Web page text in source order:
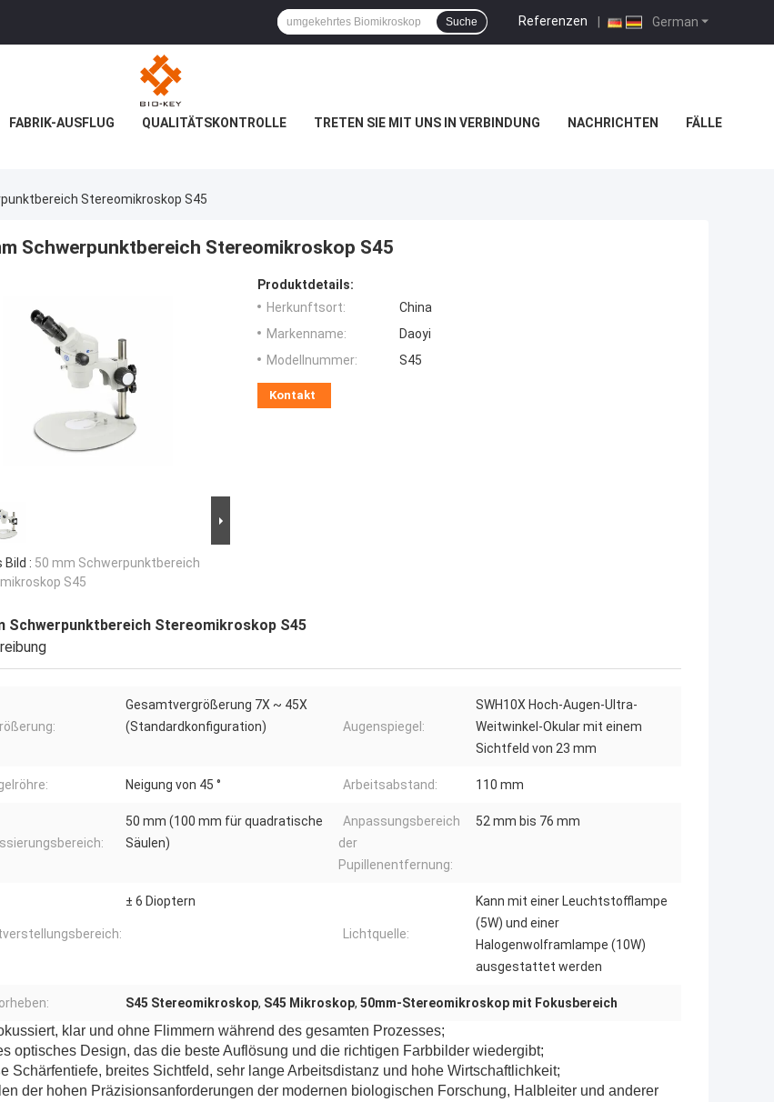
German
Referenzen |
Suche
FABRIK-AUSFLUG QUALITÄTSKONTROLLE TRETEN SIE MIT UNS IN VERBINDUNG NACHRICHTEN FÄLLE
Stereomikroskop S45
Schwerpunktbereich Stereomikroskop S45
Bild : 50 mm Schwerpunktbereich
S45
Produktdetails:
Herkunftsort:
China
Markenname:
Daoyi
Modellnummer:
S45
Kontakt
Schwerpunktbereich Stereomikroskop S45
Gesamtvergrößerung 7X ~ 45X
(Standardkonfiguration)
Augenspiegel:
SWH10X Hoch-Augen-Ultra-
Weitwinkel-Okular mit einem
Sichtfeld von 23 mm
Neigung von 45 ° Arbeitsabstand: 110 mm
50 mm (100 mm für quadratische
Säulen)
Anpassungsbereich
der
Pupillenentfernung:
52 mm bis 76 mm
± 6 Dioptern
Lichtquelle:
Kann mit einer Leuchtstofflampe
(5W) und einer
Halogenwolframlampe (10W)
ausgestattet werden
S45 Stereomikroskop, S45 Mikroskop, 50mm-Stereomikroskop mit Fokusbereich
klar und ohne Flimmern während des gesamten Prozesses;
optisches Design, das die beste Auflösung und die richtigen Farbbilder wiedergibt;
Schärfentiefe, breites Sichtfeld, sehr lange Arbeitsdistanz und hohe Wirtschaftlichkeit;
der hohen Präzisionsanforderungen der modernen biologischen Forschung, Halbleiter und anderer